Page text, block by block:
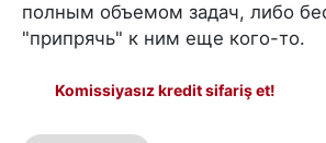
полным объемом задач, либо
"припрячь" к ним еще кого-то.
Komissiyasız kredit sifariş et!